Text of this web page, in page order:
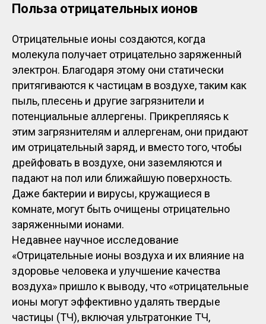
Польза отрицательных ионов
Отрицательные ионы создаются, когда
молекула получает отрицательно заряженный
электрон. Благодаря этому они статически
притягиваются к частицам в воздухе, таким как
пыль, плесень и другие загрязнители и
потенциальные аллергены. Прикрепляясь к
этим загрязнителям и аллергенам, они придают
им отрицательный заряд, и вместо того, чтобы
дрейфовать в воздухе, они заземляются и
падают на пол или ближайшую поверхность.
Даже бактерии и вирусы, кружащиеся в
комнате, могут быть очищены отрицательно
заряженными ионами.
Недавнее научное исследование
«Отрицательные ионы воздуха и их влияние на
здоровье человека и улучшение качества
воздуха» пришло к выводу, что «отрицательные
ионы могут эффективно удалять твердые
частицы (ТЧ), включая ультратонкие ТЧ,